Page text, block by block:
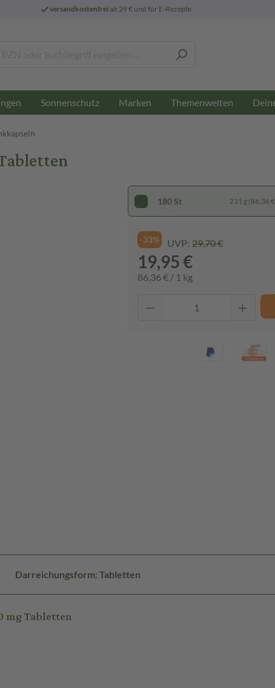
versandkostenfreiab 29 € und für E-Rezepte
Sonnenschutz Marken Themenwelten
180 St 231 g (86,36
-33% UVP: 29,70 €
19,95 €
86,36 € / 1 kg
Darreichungsform: Tabletten
Tabletten